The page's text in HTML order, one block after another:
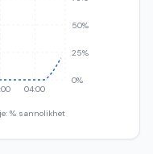
04:00
0%
25%
50%
% sannolikhet